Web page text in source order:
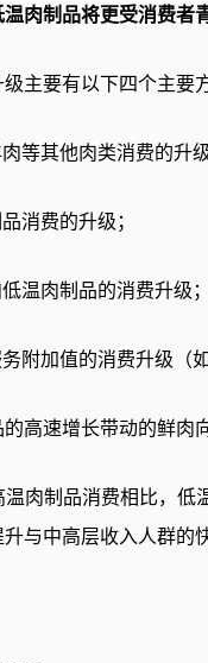
肉制品将更受消费者
主要有以下四个主要
等其他肉类消费的升级
消费的升级；
温肉制品的消费升级；
附加值的消费升级（
高速增长带动的鲜肉
肉制品消费相比，
与中高层收入人群的